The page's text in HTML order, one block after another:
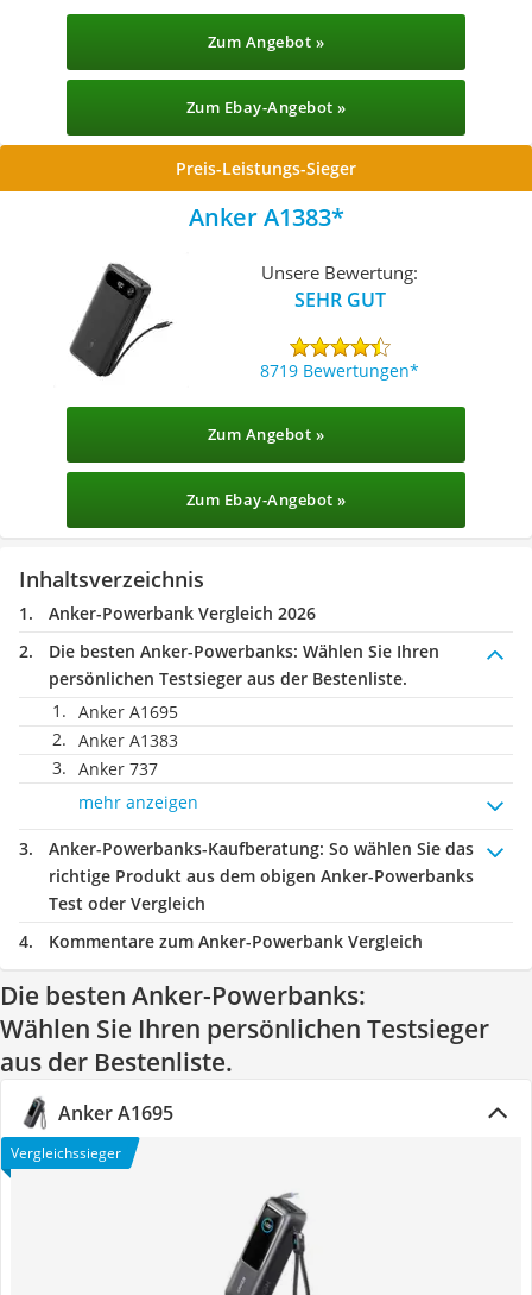
Zum Angebot »
Zum Ebay-Angebot »
Preis-Leistungs-Sieger
Anker A1383
Unsere Bewertung:
SEHR GUT
8719 Bewertungen
Zum Angebot »
Zum Ebay-Angebot »
Inhaltsverzeichnis
Anker-Powerbank Vergleich 2026
Die besten Anker-Powerbanks: Wählen Sie Ihren
persönlichen Testsieger aus der Bestenliste.
Anker A1695
Anker A1383
Anker 737
mehr anzeigen
Anker-Powerbanks-Kaufberatung: So wählen Sie das
richtige Produkt aus dem obigen Anker-Powerbanks
Test oder Vergleich
Kommentare zum Anker-Powerbank Vergleich
Die besten Anker-Powerbanks:
Wählen Sie Ihren persönlichen Testsieger
aus der Bestenliste.
Anker A1695
Vergleichssieger